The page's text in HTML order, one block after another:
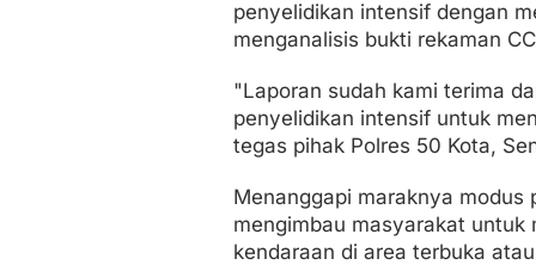
penyelidikan intensif dengan
menganalisis bukti rekaman
"Laporan sudah kami terima
penyelidikan intensif untuk
tegas pihak Polres 50 Kota,
Menanggapi maraknya modus
mengimbau masyarakat untuk
kendaraan di area terbuka